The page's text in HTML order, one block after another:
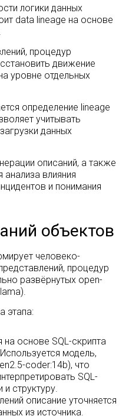
логики данных
data lineage на основе
процедур
движение
уровне отдельных
определение lineage
учитывать
данных
описаний, а также
влияния
и понимания
человеко-
процедур
развёрнутых open-
этапа:
основе SQL-скрипта
модель,
coder:14b), что
SQL-
структуру.
описание уточняется
из источника.